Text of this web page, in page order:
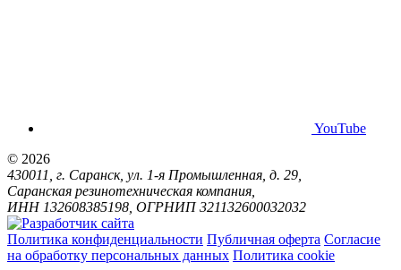
YouTube
© 2026
430011, г. Саранск, ул. 1-я Промышленная, д. 29,
Саранская резинотехническая компания,
ИНН 132608385198, ОГРНИП 321132600032032
Политика конфиденциальности Публичная оферта Согласие
на обработку персональных данных Политика cookie